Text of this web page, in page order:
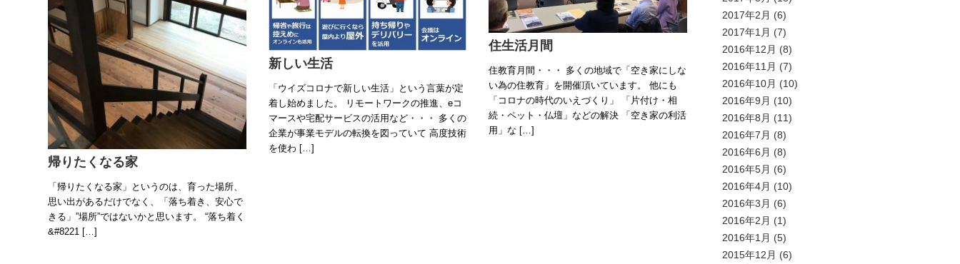
帰りたくなる家
「帰りたくなる家」というのは、育った場所、
思い出があるだけでなく、「落ち着き、安心で
きる」”場所”ではないかと思います。 “落ち着く
&#8221 […]
新しい生活
「ウイズコロナで新しい生活」という言葉が定
着し始めました。 リモートワークの推進、eコ
マースや宅配サービスの活用など・・・ 多くの
企業が事業モデルの転換を図っていて 高度技術
を使わ […]
住生活月間
住教育月間・・・ 多くの地域で「空き家にしな
い為の住教育」を開催頂いています。 他にも
「コロナの時代のいえづくり」 「片付け・相
続・ペット・仏壇」などの解決 「空き家の利活
用」な […]
2017年2月 (6)
2017年1月 (7)
2016年12月 (8)
2016年11月 (7)
2016年10月 (10)
2016年9月 (10)
2016年8月 (11)
2016年7月 (8)
2016年6月 (8)
2016年5月 (6)
2016年4月 (10)
2016年3月 (6)
2016年2月 (1)
2016年1月 (5)
2015年12月 (6)